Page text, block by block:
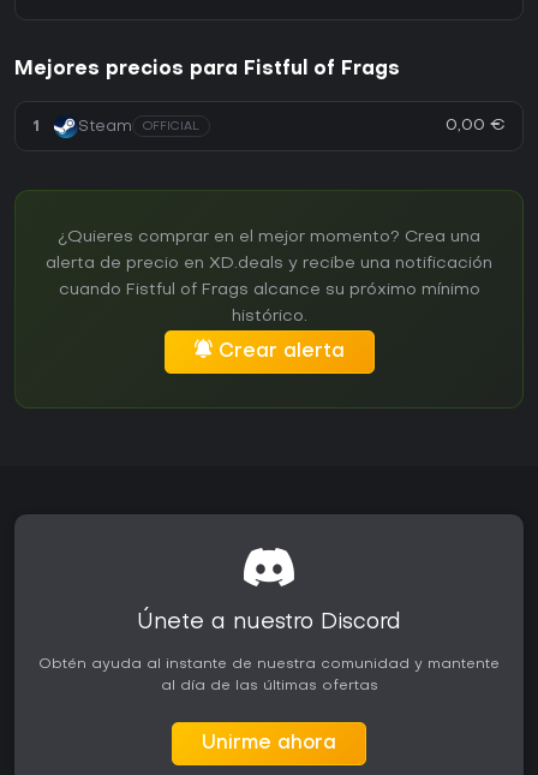
Mejores precios para Fistful of Frags
1 Steam OFFICIAL 0,00 €
¿Quieres comprar en el mejor momento? Crea una
alerta de precio en XD.deals y recibe una notificación
cuando Fistful of Frags alcance su próximo mínimo
histórico.
Crear alerta
Únete a nuestro Discord
Obtén ayuda al instante de nuestra comunidad y mantente
al día de las últimas ofertas
Unirme ahora